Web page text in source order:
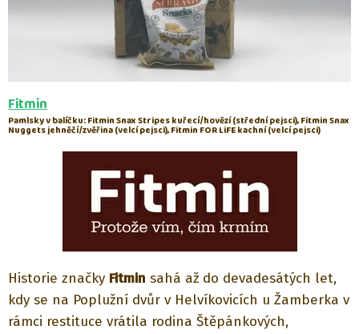
Fitmin
Pamlsky v balíčku: Fitmin Snax Stripes kuřecí/hovězí (střední pejsci), Fitmin Snax
Nuggets jehněčí/zvěřina (velcí pejsci), Fitmin FOR LiFE kachní (velcí pejsci)
Historie značky Fitmin sahá až do devadesátých let,
kdy se na Poplužní dvůr v Helvíkovicích u Žamberka v
rámci restituce vrátila rodina Štěpánkových,